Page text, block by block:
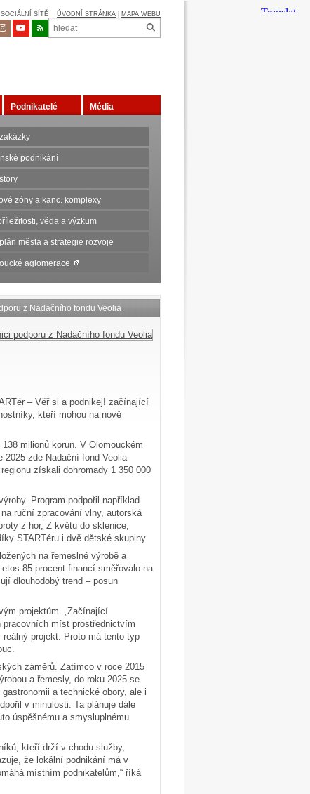
SOCIÁLNÍ SÍTĚ ÚVODNÍ STRÁNKA MAPA WEBU
Podnikatelé Média
podnikání
zóny a kanc. komplexy
věda a výzkum
města a strategie rozvoje
aglomerace
z Nadačního fondu Veolia
– Věř si a podnikej! začínající
kteří mohou na nově
milionů korun. V Olomouckém
2025 zde Nadační fond Veolia
získali dohromady 1 350 000
Program podpořil například
ruční zpracování vlny, autorská
z hor, Z květu do sklenice,
STARTéru i dvě dětské skupiny.
na řemeslné výrobě a
85 procent financí směřovalo na
dlouhodobý trend – posun
projektům. „Začínající
pracovních míst prostřednictvím
projekt. Proto má tento typ
záměrů. Zatímco v roce 2015
a řemesly, do roku 2025 se
a technické obory, ale i
v minulosti. Ta plánuje dále
úspěšnému a smysluplnému
kteří drží v chodu služby,
že lokální podnikání má v
místním podnikatelům,“ říká